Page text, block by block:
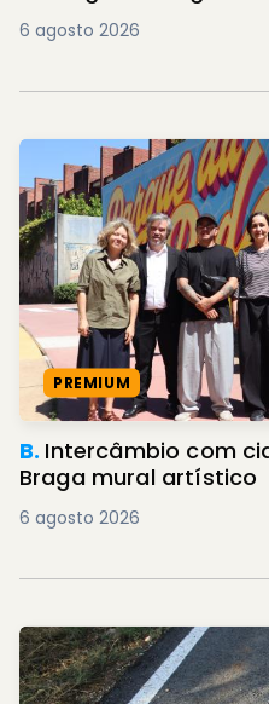
6 agosto 2026
PREMIUM
B. Intercâmbio com cidade
Braga mural artístico
6 agosto 2026